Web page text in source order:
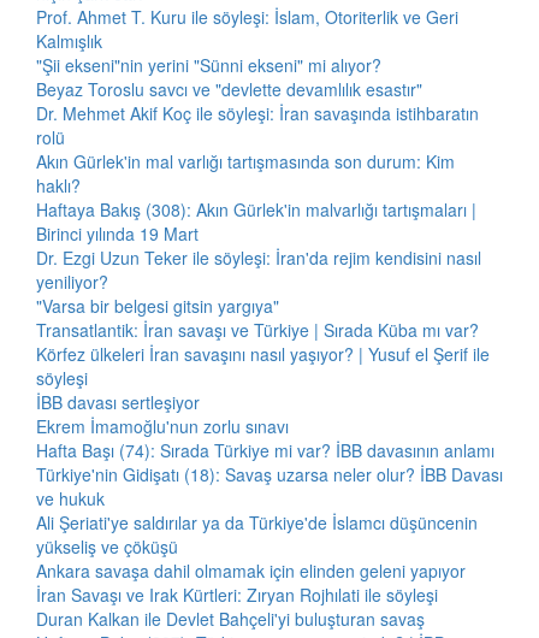
Prof. Ahmet T. Kuru ile söyleşi: İslam, Otoriterlik ve Geri
Kalmışlık
"Şii ekseni"nin yerini "Sünni ekseni" mi alıyor?
Beyaz Toroslu savcı ve "devlette devamlılık esastır"
Dr. Mehmet Akif Koç ile söyleşi: İran savaşında istihbaratın
rolü
Akın Gürlek'in mal varlığı tartışmasında son durum: Kim
haklı?
Haftaya Bakış (308): Akın Gürlek'in malvarlığı tartışmaları |
Birinci yılında 19 Mart
Dr. Ezgi Uzun Teker ile söyleşi: İran'da rejim kendisini nasıl
yeniliyor?
"Varsa bir belgesi gitsin yargıya"
Transatlantik: İran savaşı ve Türkiye | Sırada Küba mı var?
Körfez ülkeleri İran savaşını nasıl yaşıyor? | Yusuf el Şerif ile
söyleşi
İBB davası sertleşiyor
Ekrem İmamoğlu'nun zorlu sınavı
Hafta Başı (74): Sırada Türkiye mi var? İBB davasının anlamı
Türkiye'nin Gidişatı (18): Savaş uzarsa neler olur? İBB Davası
ve hukuk
Ali Şeriati'ye saldırılar ya da Türkiye'de İslamcı düşüncenin
yükseliş ve çöküşü
Ankara savaşa dahil olmamak için elinden geleni yapıyor
İran Savaşı ve Irak Kürtleri: Zıryan Rojhılati ile söyleşi
Duran Kalkan ile Devlet Bahçeli'yi buluşturan savaş